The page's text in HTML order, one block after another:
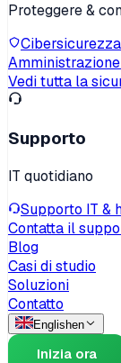
Proteggere &
Cibersicurezza
Vedi tutta la
Supporto
IT quotidiano
Supporto IT &
Contatta il
Blog
Casi di studio
Soluzioni
Contatto
Englishen
Inizia ora